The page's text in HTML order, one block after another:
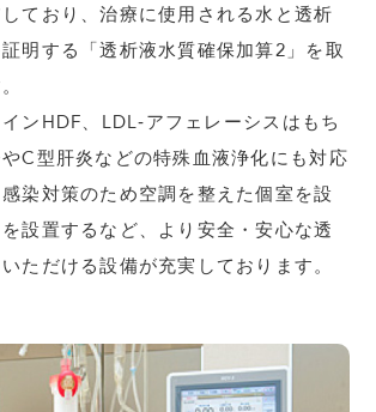
ており、治療に使用される水と透析
明する「透析液水質確保加算2」を取
ンHDF、LDL‐アフェレーシスはもち
C型肝炎などの特殊血液浄化にも対応
染対策のため空調を整えた個室を設
設置するなど、より安全・安心な透
ただける設備が充実しております。